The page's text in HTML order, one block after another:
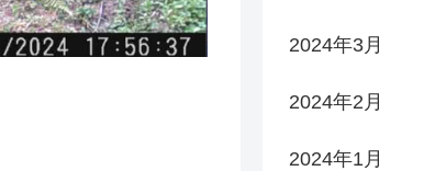
2024年3月
2024年2月
2024年1月